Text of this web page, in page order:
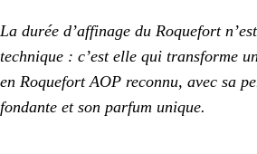
La durée d’affinage du Roquefort
technique : c’est elle qui transforme
en Roquefort AOP reconnu, avec sa
fondante et son parfum unique.